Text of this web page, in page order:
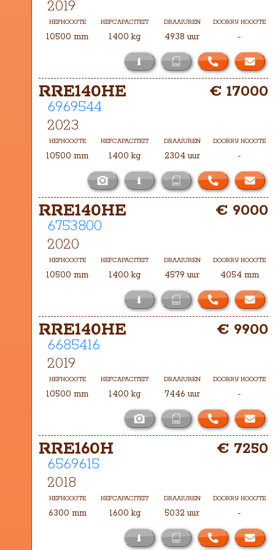
2019
HEFHOOGTE HEFCAPACITEIT DRAAIUREN DOORRIJ HOOGTE
10500 mm 1400 kg 4938 uur -
i
Het masttype bij deze RRE140H is
TXH-10500
RRE140HE
6969544
2023
HEFHOOGTE HEFCAPACITEIT DRAAIUREN DOORRIJ HOOGTE
10500 mm 1400 kg 2304 uur -
i
€ 17000
Het masttype bij deze RRE140HE is
TXHA-10500
RRE140HE
6753800
2020
HEFHOOGTE HEFCAPACITEIT DRAAIUREN DOORRIJ HOOGTE
10500 mm 1400 kg 4579 uur 4054 mm
i
€ 9000
Het masttype bij deze RRE140HE is
TXHA-10500
RRE140HE
6685416
2019
HEFHOOGTE HEFCAPACITEIT DRAAIUREN DOORRIJ HOOGTE
10500 mm 1400 kg 7446 uur -
€ 9900
RRE160H
6569615
2018
HEFHOOGTE HEFCAPACITEIT DRAAIUREN DOORRIJ HOOGTE
6300 mm 1600 kg 5032 uur -
i
€ 7250